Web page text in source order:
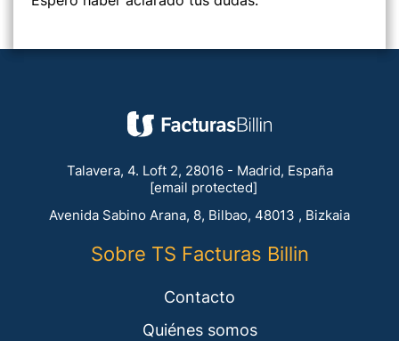
Talavera, 4. Loft 2, 28016 - Madrid, España
[email protected]
Avenida Sabino Arana, 8, Bilbao, 48013 , Bizkaia
Sobre TS Facturas Billin
Contacto
Quiénes somos